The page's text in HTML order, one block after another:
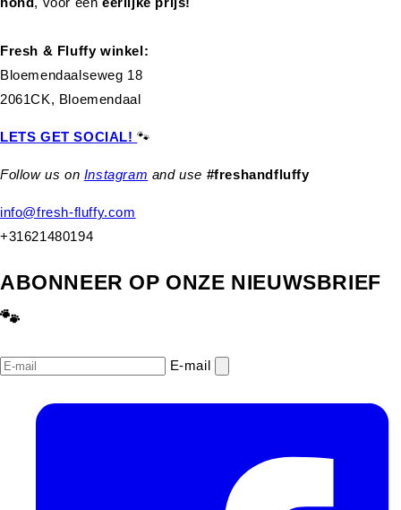
Fresh & Fluffy winkel:
Bloemendaalseweg 18
2061CK, Bloemendaal
LETS GET SOCIAL!🐾
Follow us on Instagram and use #freshandfluffy
info@fresh-fluffy.com
+31621480194
ABONNEER OP ONZE NIEUWSBRIEF
🐾
E‑mail